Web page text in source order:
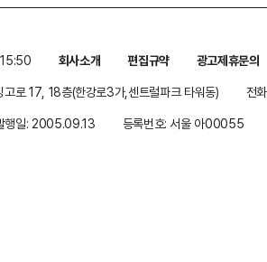
회사소개 편집규약
광고제휴문의
고로 17, 18층(한강로3가,센트럴파크 타워동)
전
행일: 2005.09.13 등록번호: 서울 아00055